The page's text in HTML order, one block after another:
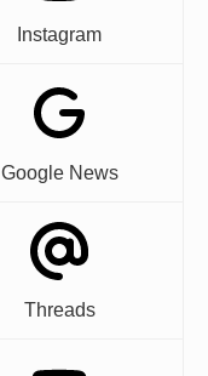
Instagram
Google News
Threads